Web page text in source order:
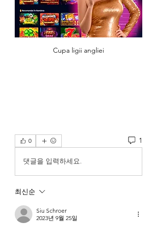
Cupa ligii angliei
0 1
댓글을 입력하세요.
최신순
Siu Schroer
2023년 9월 25일